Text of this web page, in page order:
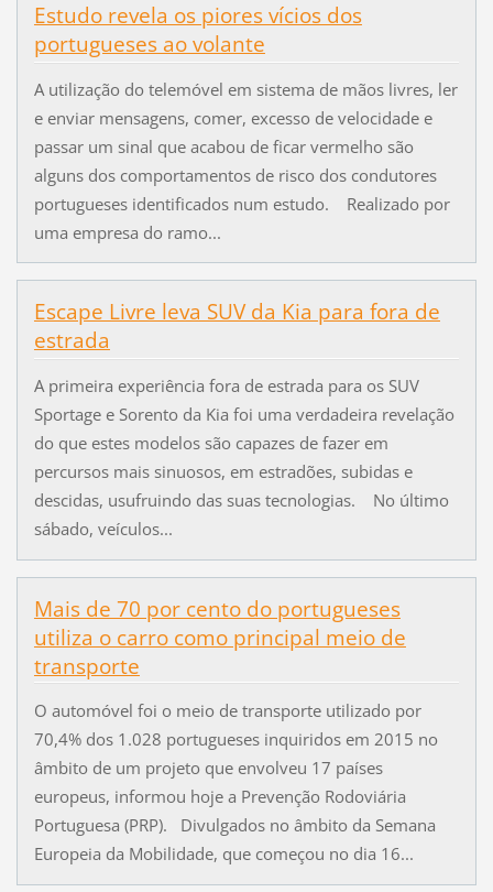
Estudo revela os piores vícios dos
portugueses ao volante
A utilização do telemóvel em sistema de mãos livres, ler
e enviar mensagens, comer, excesso de velocidade e
passar um sinal que acabou de ficar vermelho são
alguns dos comportamentos de risco dos condutores
portugueses identificados num estudo. Realizado por
uma empresa do ramo...
Escape Livre leva SUV da Kia para fora de
estrada
A primeira experiência fora de estrada para os SUV
Sportage e Sorento da Kia foi uma verdadeira revelação
do que estes modelos são capazes de fazer em
percursos mais sinuosos, em estradões, subidas e
descidas, usufruindo das suas tecnologias. No último
sábado, veículos...
Mais de 70 por cento do portugueses
utiliza o carro como principal meio de
transporte
O automóvel foi o meio de transporte utilizado por
70,4% dos 1.028 portugueses inquiridos em 2015 no
âmbito de um projeto que envolveu 17 países
europeus, informou hoje a Prevenção Rodoviária
Portuguesa (PRP). Divulgados no âmbito da Semana
Europeia da Mobilidade, que começou no dia 16...